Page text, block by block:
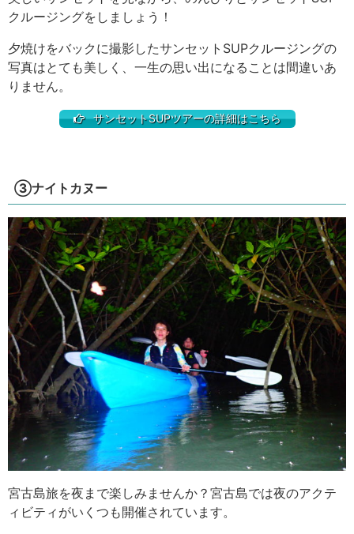
クルージングをしましょう！
夕焼けをバックに撮影したサンセットSUPクルージングの
写真はとても美しく、一生の思い出になることは間違いあ
りません。
サンセットSUPツアーの詳細はこちら
③ナイトカヌー
宮古島旅を夜まで楽しみませんか？宮古島では夜のアクテ
ィビティがいくつも開催されています。